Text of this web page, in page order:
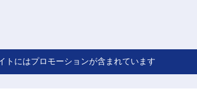
トにはプロモーションが含まれています